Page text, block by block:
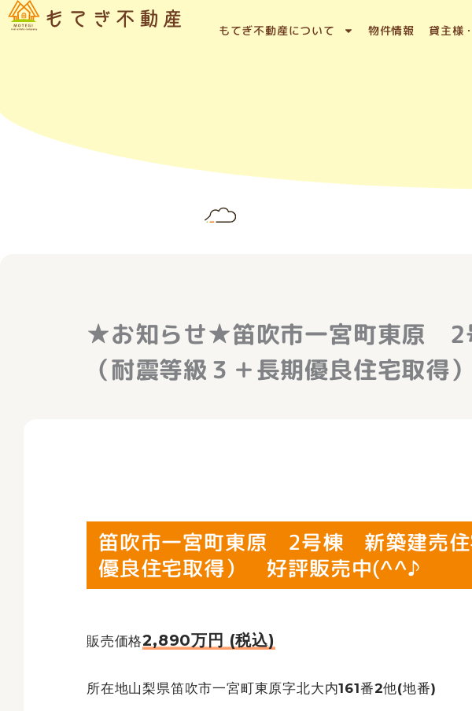
内
容
プ
もてぎ不動産について 物件情報 貸主様
★お知らせ★笛吹市一宮町東原
（耐震等級３＋長期優良住宅取
笛吹市一宮町東原 2号棟 新築建売住
優良住宅取得） 好評販売中(^^♪
販売価格2,890万円 (税込)
所在地山梨県笛吹市一宮町東原字北大内161番2他(地番)